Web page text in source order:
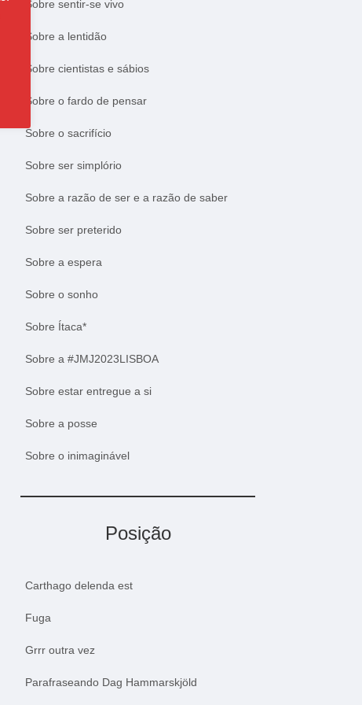
Sobre sentir-se vivo
Sobre a lentidão
Sobre cientistas e sábios
Sobre o fardo de pensar
Sobre o sacrifício
Sobre ser simplório
Sobre a razão de ser e a razão de saber
Sobre ser preterido
Sobre a espera
Sobre o sonho
Sobre Ítaca*
Sobre a #JMJ2023LISBOA
Sobre estar entregue a si
Sobre a posse
Sobre o inimaginável
Posição
Carthago delenda est
Fuga
Grrr outra vez
Parafraseando Dag Hammarskjöld